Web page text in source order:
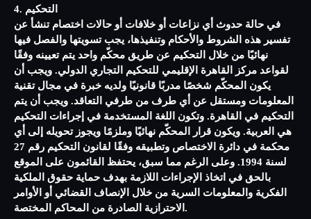
4. التحكيم
في حالة حدوث أي نزاعات أو خلافات أو حالات اختصام تنشأ عن
تفسير هذه الشروط والأحكام وتنفيذها، يجب تسويتها والفصل فيها
نهائيًا من خلال التحكيم عن طريق محكّم واحد يتم تعيينه وفقًا
لقواعد مركز القاهرة الإقليمي للتحكيم التجاري الدولي. ويجب أن
يكون المحكّم شخصًا مدربًا قانونيًا ولديه خبرة في مجال تقنية
المعلومات ومستقل عن أي طرف من طرفي التعاقد. ويجب أن يتم
التحكيم في القاهرة. وتكون اللغة المستخدمة في إجراءات التحكيم
هي العربية. ويكون قرار المحكّم نهائيًا وملزمًا ويجوز تحويله إلى أي
محكمة في دائرة الاختصاص وتطبيقه وفقًا لقانون التحكيم رقم 27
لسنة 1994. وعلى الرغم مما سبق، يحتفظ القائمون على الموقع
بالحق في اتخاذ الإجراءات اللازمة بهدف حماية حقوق الملكية
الفكرية والمعلومات السرية من خلال الإنصاف القضائي أو الأوامر
الاحترازية الصادرة من المحاكم المختصة.